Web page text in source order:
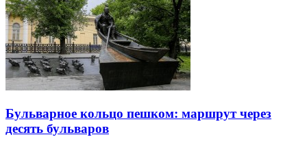
Бульварное кольцо пешком: маршрут через
десять бульваров